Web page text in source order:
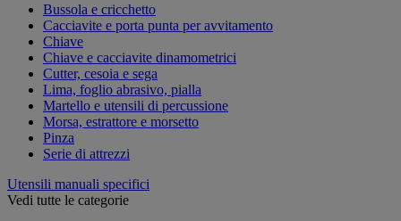
Bussola e cricchetto
Cacciavite e porta punta per avvitamento
Chiave
Chiave e cacciavite dinamometrici
Cutter, cesoia e sega
Lima, foglio abrasivo, pialla
Martello e utensili di percussione
Morsa, estrattore e morsetto
Pinza
Serie di attrezzi
Utensili manuali specifici
Vedi tutte le categorie